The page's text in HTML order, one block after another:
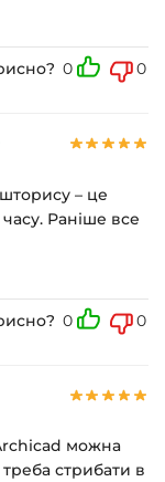
0 0
– це
Раніше все
0 0
можна
стрибати в